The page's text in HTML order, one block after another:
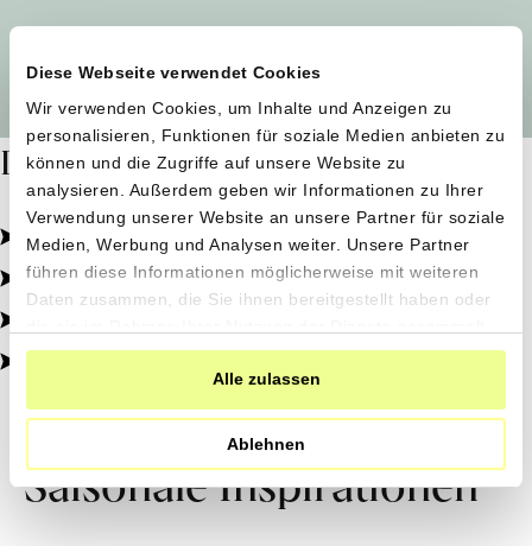
Diese Webseite verwendet Cookies
Wir verwenden Cookies, um Inhalte und Anzeigen zu
personalisieren, Funktionen für soziale Medien anbieten zu
können und die Zugriffe auf unsere Website zu
analysieren. Außerdem geben wir Informationen zu Ihrer
Verwendung unserer Website an unsere Partner für soziale
Medien, Werbung und Analysen weiter. Unsere Partner
führen diese Informationen möglicherweise mit weiteren
Daten zusammen, die Sie ihnen bereitgestellt haben oder
haben.
Alle zulassen
Ablehnen
Dafür stehen wir
Pestizidfrei angebaut, schonend verarbeitet.
Natürliche Zutaten, echter Geschmack.
Von kleinen Höfen, direkt zu dir.
100% transparent, 0% Zusatzstoffe.
Saisonale Inspirationen